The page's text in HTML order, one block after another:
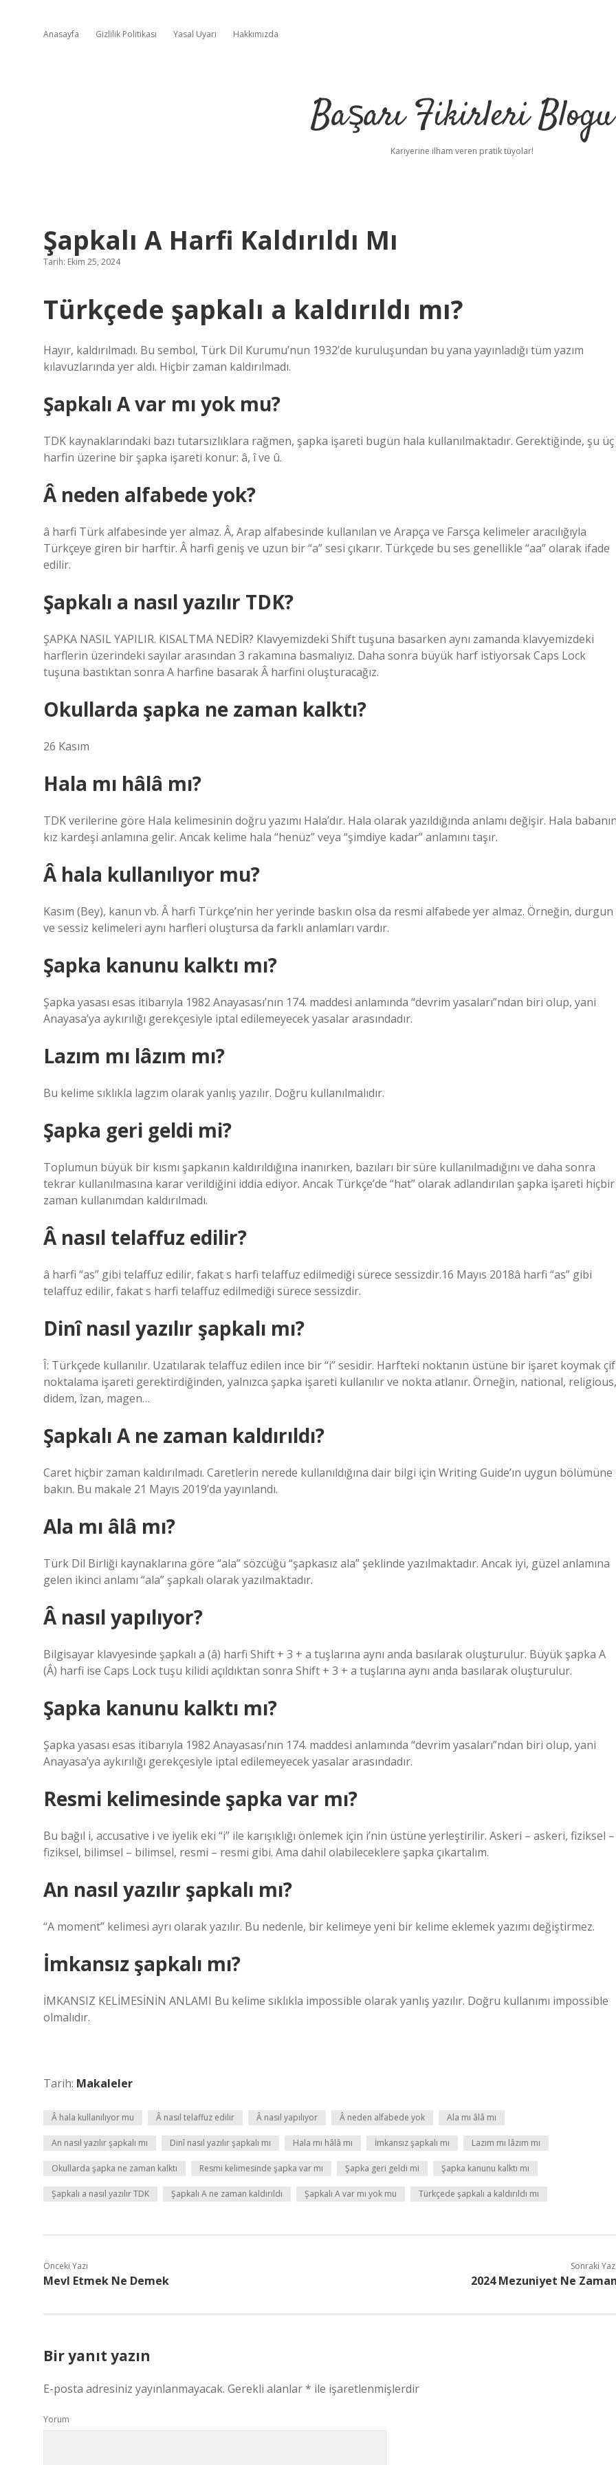
Anasayfa Gizlilik Politikası Yasal Uyarı Hakkımızda
Başarı Fikirleri Blogu
Kariyerine ilham veren pratik tüyolar!
Şapkalı A Harfi Kaldırıldı Mı
Tarih: Ekim 25, 2024
Türkçede şapkalı a kaldırıldı mı?
Hayır, kaldırılmadı. Bu sembol, Türk Dil Kurumu’nun 1932’de kuruluşundan bu yana yayınladığı tüm yazım
kılavuzlarında yer aldı. Hiçbir zaman kaldırılmadı.
Şapkalı A var mı yok mu?
TDK kaynaklarındaki bazı tutarsızlıklara rağmen, şapka işareti bugün hala kullanılmaktadır. Gerektiğinde, şu üç
harfin üzerine bir şapka işareti konur: â, î ve û.
Â neden alfabede yok?
â harfi Türk alfabesinde yer almaz. Â, Arap alfabesinde kullanılan ve Arapça ve Farsça kelimeler aracılığıyla
Türkçeye giren bir harftir. Â harfi geniş ve uzun bir “a” sesi çıkarır. Türkçede bu ses genellikle “aa” olarak ifade
edilir.
Şapkalı a nasıl yazılır TDK?
ŞAPKA NASIL YAPILIR. KISALTMA NEDİR? Klavyemizdeki Shift tuşuna basarken aynı zamanda klavyemizdeki
harflerin üzerindeki sayılar arasından 3 rakamına basmalıyız. Daha sonra büyük harf istiyorsak Caps Lock
tuşuna bastıktan sonra A harfine basarak Â harfini oluşturacağız.
Okullarda şapka ne zaman kalktı?
26 Kasım
Hala mı hâlâ mı?
TDK verilerine göre Hala kelimesinin doğru yazımı Hala’dır. Hala olarak yazıldığında anlamı değişir. Hala
kız kardeşi anlamına gelir. Ancak kelime hala “henüz” veya “şimdiye kadar” anlamını taşır.
Â hala kullanılıyor mu?
Kasım (Bey), kanun vb. Â harfi Türkçe’nin her yerinde baskın olsa da resmi alfabede yer almaz. Örneğin, durgun
ve sessiz kelimeleri aynı harfleri oluştursa da farklı anlamları vardır.
Şapka kanunu kalktı mı?
Şapka yasası esas itibarıyla 1982 Anayasası’nın 174. maddesi anlamında “devrim yasaları”ndan biri olup, yani
Anayasa’ya aykırılığı gerekçesiyle iptal edilemeyecek yasalar arasındadır.
Lazım mı lâzım mı?
Bu kelime sıklıkla lagzım olarak yanlış yazılır. Doğru kullanılmalıdır.
Şapka geri geldi mi?
Toplumun büyük bir kısmı şapkanın kaldırıldığına inanırken, bazıları bir süre kullanılmadığını ve daha sonra
tekrar kullanılmasına karar verildiğini iddia ediyor. Ancak Türkçe’de “hat” olarak adlandırılan şapka işareti hiçbir
zaman kullanımdan kaldırılmadı.
Â nasıl telaffuz edilir?
â harfi “as” gibi telaffuz edilir, fakat s harfi telaffuz edilmediği sürece sessizdir.16 Mayıs 2018â harfi “as” gibi
telaffuz edilir, fakat s harfi telaffuz edilmediği sürece sessizdir.
Dinî nasıl yazılır şapkalı mı?
Î: Türkçede kullanılır. Uzatılarak telaffuz edilen ince bir “i” sesidir. Harfteki noktanın üstüne bir işaret koymak
noktalama işareti gerektirdiğinden, yalnızca şapka işareti kullanılır ve nokta atlanır. Örneğin, national, religious,
didem, îzan, magen…
Şapkalı A ne zaman kaldırıldı?
Caret hiçbir zaman kaldırılmadı. Caretlerin nerede kullanıldığına dair bilgi için Writing Guide’ın uygun bölümüne
bakın. Bu makale 21 Mayıs 2019’da yayınlandı.
Ala mı âlâ mı?
Türk Dil Birliği kaynaklarına göre “ala” sözcüğü “şapkasız ala” şeklinde yazılmaktadır. Ancak iyi, güzel anlamına
gelen ikinci anlamı “ala” şapkalı olarak yazılmaktadır.
Â nasıl yapılıyor?
Bilgisayar klavyesinde şapkalı a (â) harfi Shift + 3 + a tuşlarına aynı anda basılarak oluşturulur. Büyük şapka A
(Â) harfi ise Caps Lock tuşu kilidi açıldıktan sonra Shift + 3 + a tuşlarına aynı anda basılarak oluşturulur.
Şapka kanunu kalktı mı?
Şapka yasası esas itibarıyla 1982 Anayasası’nın 174. maddesi anlamında “devrim yasaları”ndan biri olup, yani
Anayasa’ya aykırılığı gerekçesiyle iptal edilemeyecek yasalar arasındadır.
Resmi kelimesinde şapka var mı?
Bu bağıl i, accusative i ve iyelik eki “i” ile karışıklığı önlemek için i’nin üstüne yerleştirilir. Askeri – askeri, fiziksel –
fiziksel, bilimsel – bilimsel, resmi – resmi gibi. Ama dahil olabileceklere şapka çıkartalım.
An nasıl yazılır şapkalı mı?
“A moment” kelimesi ayrı olarak yazılır. Bu nedenle, bir kelimeye yeni bir kelime eklemek yazımı değiştirmez.
İmkansız şapkalı mı?
İMKANSIZ KELİMESİNİN ANLAMI Bu kelime sıklıkla impossible olarak yanlış yazılır. Doğru kullanımı impossible
olmalıdır.
Tarih: Makaleler
Â hala kullanılıyor mu Â nasıl telaffuz edilir Â nasıl yapılıyor Â neden alfabede yok Ala mı âlâ mı
An nasıl yazılır şapkalı mı Dinî nasıl yazılır şapkalı mı Hala mı hâlâ mı İmkansız şapkalı mı Lazım mı lâzım mı
Okullarda şapka ne zaman kalktı Resmi kelimesinde şapka var mı Şapka geri geldi mi Şapka kanunu kalktı mı
Şapkalı a nasıl yazılır TDK Şapkalı A ne zaman kaldırıldı Şapkalı A var mı yok mu Türkçede şapkalı a kaldırıldı mı
Önceki Yazı
Mevl Etmek Ne Demek
Sonraki
2024 Mezuniyet Ne
Bir yanıt yazın
E-posta adresiniz yayınlanmayacak. Gerekli alanlar* ile işaretlenmişlerdir
Yorum